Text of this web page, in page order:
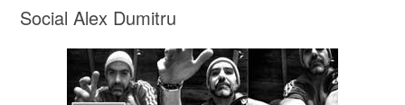
Social Alex Dumitru